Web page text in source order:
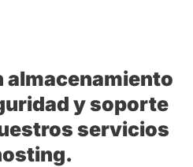
almacenamiento
y soporte
servicios